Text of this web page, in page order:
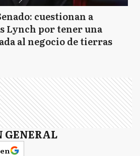
cuestionan a
Lynch por tener una
al negocio de tierras
GENERAL